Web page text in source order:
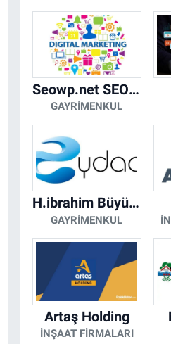
Seowp.net SEO Hizmetleri
GAYRIMENKUL
H.ibrahim Büyükacar
GAYRIMENKUL
Artaş Holding
İNŞAAT FIRMALARI